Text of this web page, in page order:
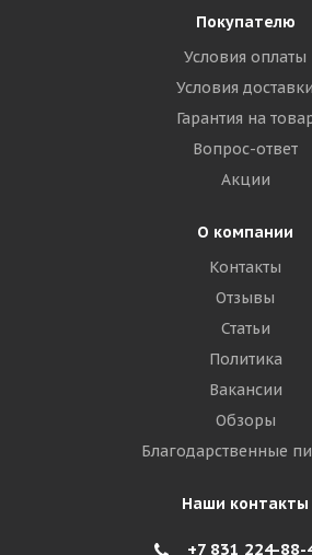
Покупателю
Условия оплаты
Условия доставки
Гарантия на
Вопрос-ответ
Акции
О компании
Контакты
Отзывы
Статьи
Политика
Вакансии
Обзоры
Благодарственные
Наши контакты
+7 831 224-88-